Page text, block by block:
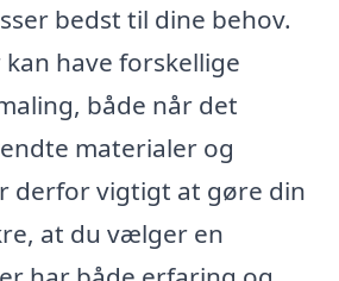
bedst til dine behov.
have forskellige
både når det
materialer og
derfor vigtigt at gøre din
at du vælger en